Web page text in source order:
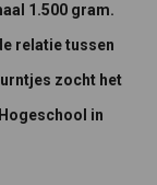
1.500 gram.
relatie tussen
zocht het
in